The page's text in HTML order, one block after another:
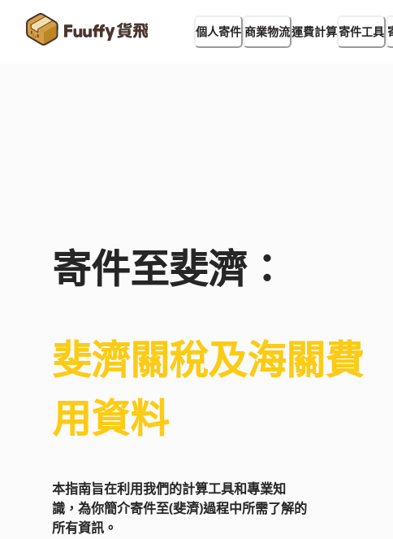
個人寄件 商業物流運費計算寄件工具
寄件至斐濟：
斐濟關稅及海關費
用資料
本指南旨在利用我們的計算工具和專業知
識，為你簡介寄件至(斐濟)過程中所需了解的
所有資訊。